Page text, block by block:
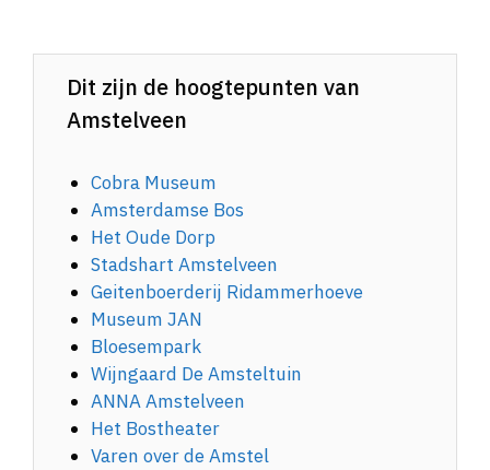
Dit zijn de hoogtepunten van
Amstelveen
Cobra Museum
Amsterdamse Bos
Het Oude Dorp
Stadshart Amstelveen
Geitenboerderij Ridammerhoeve
Museum JAN
Bloesempark
Wijngaard De Amsteltuin
ANNA Amstelveen
Het Bostheater
Varen over de Amstel